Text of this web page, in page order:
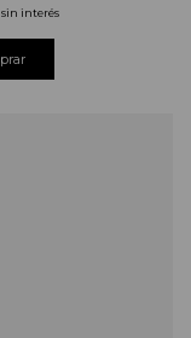
sin interés